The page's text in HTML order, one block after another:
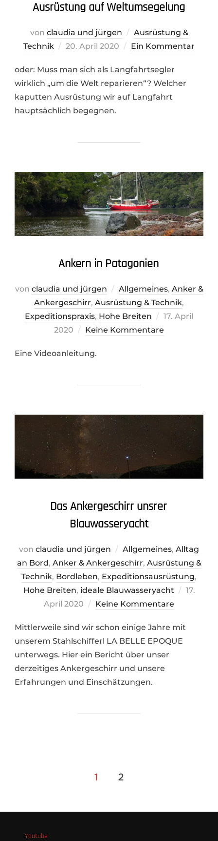
Ausrüstung auf Weltumsegelung
von claudia und jürgen
Ausrüstung &
Technik
Veröffentlicht
20. April 2020 Ein Kommentar
oder: Muss man sich als Langfahrtsegler
wirklich „um die Welt reparieren“? Welcher
kaputten Ausrüstung wir auf Langfahrt
hauptsächlich begegnen.
Ankern in Patagonien
von claudia und jürgen Allgemeines, Anker &
Ankergeschirr, Ausrüstung & Technik,
Expeditionspraxis, Hohe Breiten
Veröffentlicht
am
17. April
2020
Keine Kommentare
Eine Videoanleitung.
Das Ankergeschirr unsrer
Blauwasseryacht
von claudia und jürgen Allgemeines, Alltag
an Bord, Anker & Ankergeschirr, Ausrüstung &
Technik, Bordleben, Expeditionsausrüstung,
Hohe Breiten, ideale Blauwasseryacht
17.
April 2020
Keine Kommentare
Mittlerweile sind wir schon einige Jahre mit
unserem Stahlschifferl LA BELLE EPOQUE
unterwegs. Hier ein Bericht über unser
derzeitiges Ankergeschirr und unsere
Erfahrungen und Einschätzungen.
Seitennummerierung
1 2
Youtube